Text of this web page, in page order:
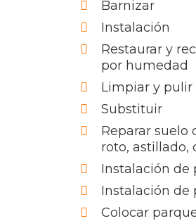
Barnizar
Instalación
Restaurar y
por humedad
Limpiar y pulir
Substituir
Reparar suelo
roto, astillado,
Instalación de
Instalación de
Colocar